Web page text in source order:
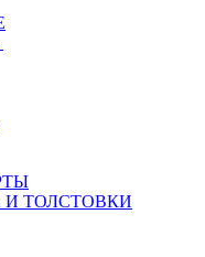
И ТОЛСТОВКИ